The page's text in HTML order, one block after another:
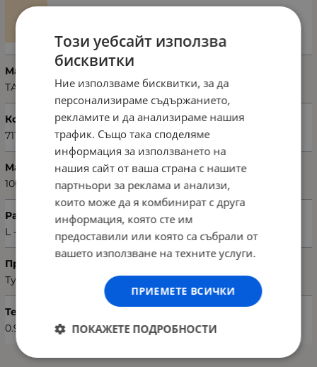
Марка
TAÇ
Код на продукта
71103342
Материал
100% памук
Размери халат
L - XL
Произход
Турция
Тегло (кг.)
0.90
Този уебсайт използва
бисквитки
Ние използваме бисквитки, за да
персонализираме съдържанието,
рекламите и да анализираме нашия
трафик. Също така споделяме
информация за използването на
нашия сайт от ваша страна с нашите
партньори за реклама и анализи,
които може да я комбинират с друга
информация, която сте им
предоставили или която са събрали от
вашето използване на техните услуги.
ПРИЕМЕТЕ ВСИЧКИ
ПОКАЖЕТЕ ПОДРОБНОСТИ